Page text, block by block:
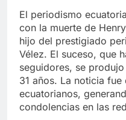
El periodismo
con la muerte de
hijo del prestigiado
Vélez. El suceso, que
seguidores, se
31 años. La noticia
ecuatorianos,
condolencias en las